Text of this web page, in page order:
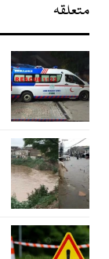
متعلقہ